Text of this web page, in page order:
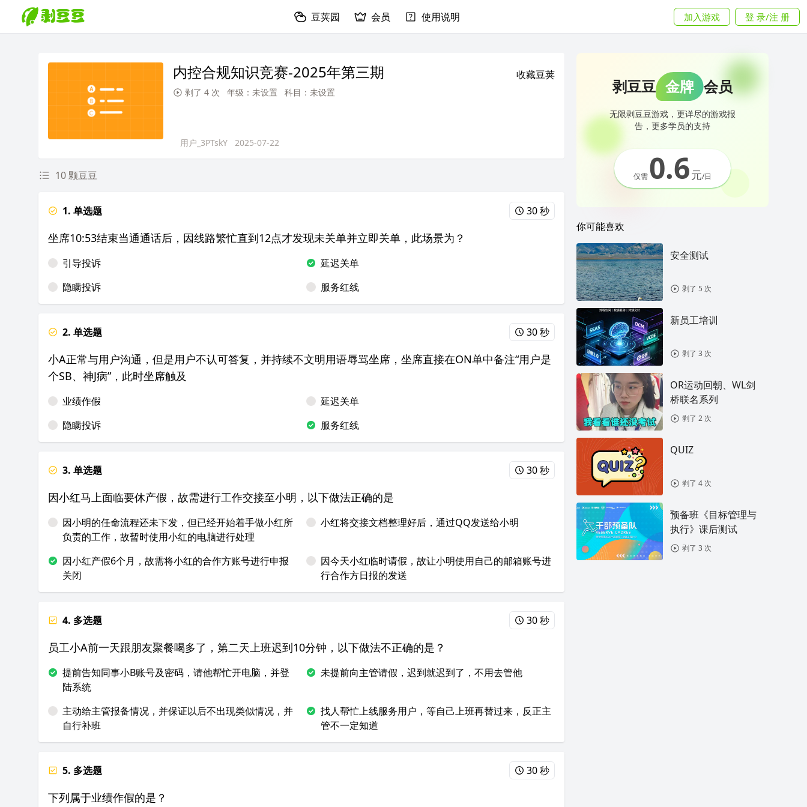
豆荚园 会员 使用说明 加入游戏 登 录/注 册
内控合规知识竞赛-2025年第三期 收藏豆荚
剥了 4 次 年级：未设置 科目：未设置
用户_3PTskY 2025-07-22
10 颗豆豆
1. 单选题 30 秒
坐席10:53结束当通通话后，因线路繁忙直到12点才发现未关单并立即关单，此场景为？
引导投诉
延迟关单
隐瞒投诉
服务红线
2. 单选题 30 秒
小A正常与用户沟通，但是用户不认可答复，并持续不文明用语辱骂坐席，坐席直接在ON单中备注“用户是
个SB、神J病”，此时坐席触及
业绩作假
延迟关单
隐瞒投诉
服务红线
3. 单选题 30 秒
因小红马上面临要休产假，故需进行工作交接至小明，以下做法正确的是
因小明的任命流程还未下发，但已经开始着手做小红所
负责的工作，故暂时使用小红的电脑进行处理
小红将交接文档整理好后，通过QQ发送给小明
因小红产假6个月，故需将小红的合作方账号进行申报
关闭
因今天小红临时请假，故让小明使用自己的邮箱账号进
行合作方日报的发送
4. 多选题 30 秒
员工小A前一天跟朋友聚餐喝多了，第二天上班迟到10分钟，以下做法不正确的是？
提前告知同事小B账号及密码，请他帮忙开电脑，并登
陆系统
未提前向主管请假，迟到就迟到了，不用去管他
主动给主管报备情况，并保证以后不出现类似情况，并
自行补班
找人帮忙上线服务用户，等自己上班再替过来，反正主
管不一定知道
5. 多选题 30 秒
下列属于业绩作假的是？
剥豆豆 金牌 会员
无限剥豆豆游戏，更详尽的游戏报
告，更多学员的支持
仅需0.6元/日
你可能喜欢
安全测试
剥了 5 次
新员工培训
剥了 3 次
OR运动回朝、WL剑
桥联名系列
剥了 2 次
QUIZ
剥了 4 次
预备班《目标管理与
执行》课后测试
剥了 3 次